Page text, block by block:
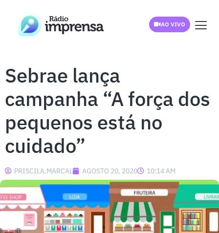
AO VIVO
Sebrae lança
campanha “A força dos
pequenos está no
cuidado”
PRISCILA.MARCAL AGOSTO 20, 2020 10:14 AM